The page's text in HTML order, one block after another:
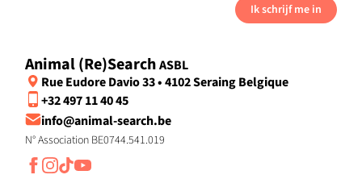
Animal (Re)SearchASBL
Rue Eudore Davio 33 • 4102 Seraing Belgique
+32 497 11 40 45
info@animal-search.be
N° Association BE0744.541.019
Ik schrijf me in